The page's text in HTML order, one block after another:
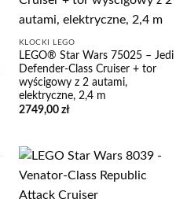
KLOCKI LEGO
LEGO® Star Wars 75025 – Jedi
Defender-Class Cruiser + tor
wyścigowy z 2 autami,
elektryczne, 2,4 m
2749,00 zł